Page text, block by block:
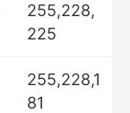
255,228,
225
255,228,1
81